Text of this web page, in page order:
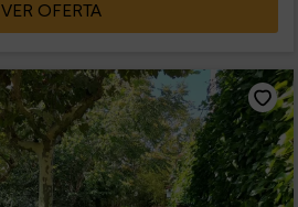
VER OFERTA